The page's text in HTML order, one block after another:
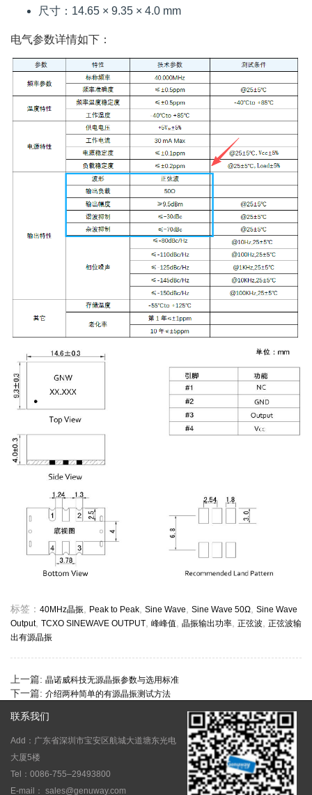
尺寸：14.65 × 9.35 × 4.0 mm
电气参数详情如下：
标签： 40MHz晶振 Peak to Peak Sine Wave Sine Wave 50Ω Sine Wave
Output, TCXO SINEWAVE OUTPUT 峰峰值 晶振输出功率 正弦波
正弦波输
出有源晶振
上一篇: 晶诺威科技无源晶振参数与选用标准
下一篇: 介绍两种简单的有源晶振测试方法
联系我们
Add：广东省深圳市宝安区航城大道塘东光电
大厦5楼
Tel：0086-755–29493800
E-mail： sales@genuway.com